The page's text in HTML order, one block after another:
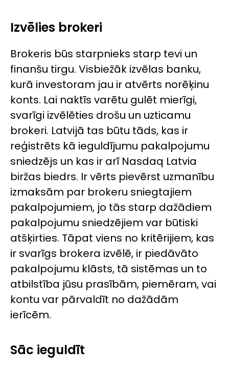
Izvēlies brokeri
Brokeris būs starpnieks starp tevi un
finanšu tirgu. Visbiežāk izvēlas banku,
kurā investoram jau ir atvērts norēķinu
konts. Lai naktīs varētu gulēt mierīgi,
svarīgi izvēlēties drošu un uzticamu
brokeri. Latvijā tas būtu tāds, kas ir
reģistrēts kā ieguldījumu pakalpojumu
sniedzējs un kas ir arī Nasdaq Latvia
biržas biedrs. Ir vērts pievērst uzmanību
izmaksām par brokeru sniegtajiem
pakalpojumiem, jo tās starp dažādiem
pakalpojumu sniedzējiem var būtiski
atšķirties. Tāpat viens no kritērijiem, kas
ir svarīgs brokera izvēlē, ir piedāvāto
pakalpojumu klāsts, tā sistēmas un to
atbilstība jūsu prasībām, piemēram, vai
kontu var pārvaldīt no dažādām
ierīcēm.
Sāc ieguldīt